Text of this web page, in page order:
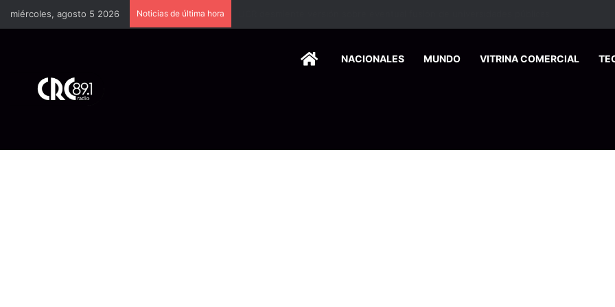
miércoles, agosto 5 2026 Noticias de última hora
HOMENACIONALES MUNDO VITRINA COMERCIAL